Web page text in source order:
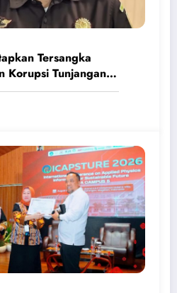
Tersangka
Korupsi Tunjangan
2026